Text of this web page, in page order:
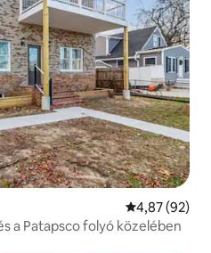
Átlagos
4,87 (92)
a Patapsco folyó közelében